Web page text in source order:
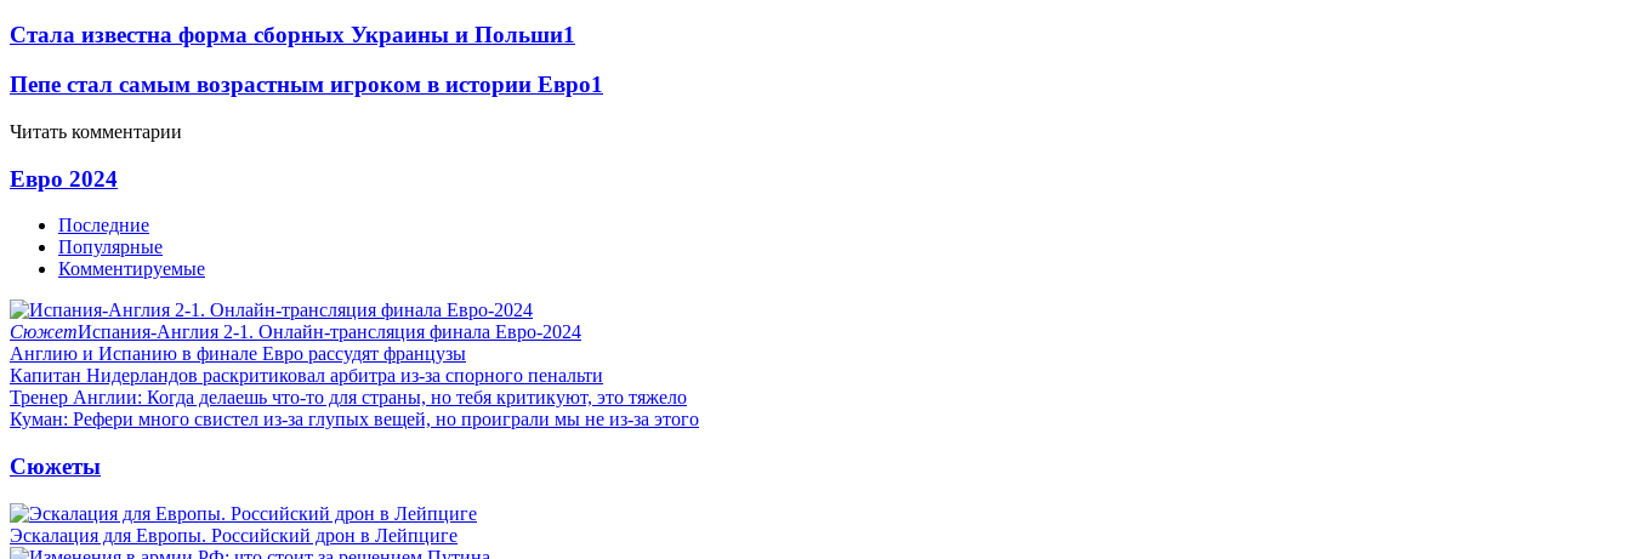
Стала известна форма сборных Украины и Польши1
Пепе стал самым возрастным игроком в истории Евро1
Читать комментарии
Евро 2024
Последние
Популярные
Комментируемые
СюжетИспания-Англия 2-1. Онлайн-трансляция финала Евро-2024
Англию и Испанию в финале Евро рассудят французы
Капитан Нидерландов раскритиковал арбитра из-за спорного пенальти
Тренер Англии: Когда делаешь что-то для страны, но тебя критикуют, это тяжело
Куман: Рефери много свистел из-за глупых вещей, но проиграли мы не из-за этого
Сюжеты
Эскалация для Европы. Российский дрон в Лейпциге